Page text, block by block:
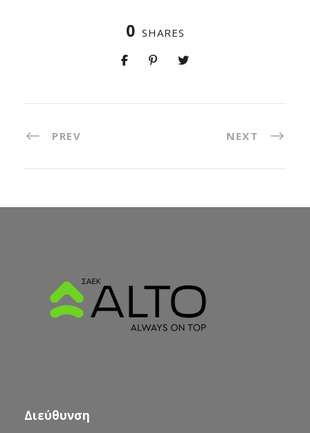
0 SHARES
PREV NEXT
Διεύθυνση